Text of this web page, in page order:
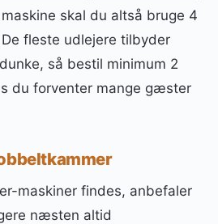
skal du altså bruge 4
fleste udlejere tilbyder
så bestil minimum 2
du forventer mange gæster
maskiner findes, anbefaler
næsten altid